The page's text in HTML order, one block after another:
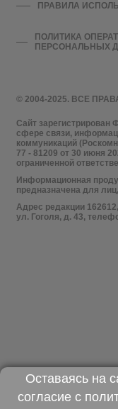
© 2004-2025. ВСЕ
Сайт зарегистрирован
сфере связи,
коммуникаций
77 - 81209 от 30 июня
ограниченной
Информационная
предназначена для
Адрес редакции
ул. Гоголя, д. 43,
ПРАВИЛА
ПОЛИТИКА
ПЕРСОНАЛЬНЫХ
Оставаясь на
согласие с